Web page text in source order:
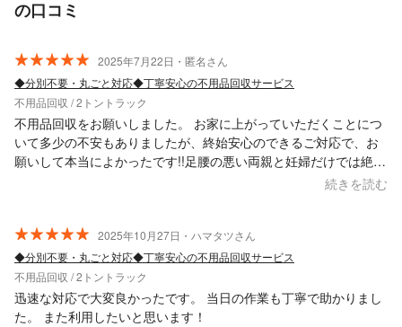
の口コミ
2025年7月22日・匿名さん
◆分別不要・丸ごと対応◆丁寧安心の不用品回収サービス
不用品回収 / 2トントラック
不用品回収をお願いしました。 お家に上がっていただくことにつ
いて多少の不安もありましたが、終始安心のできるご対応で、お
願いして本当によかったです!!足腰の悪い両親と妊婦だけでは絶対
動かすこともできず困っていた家具をすべて4tトラックで処理し
が一番印象的でした。 家具運びについても傷がつかないようにな
ど配慮をしてくださいました。スタッフの方々2人とも礼儀正し
く、笑顔で応えてくださり、安心してお任せすることができまし
た。 料金も事前にご相談に乗っていただき、予算内で対応いただ
きました。その後の追加料金も一切なく信頼できる業者さんだと
続きを読む
2025年10月27日・ハマタツさん
◆分別不要・丸ごと対応◆丁寧安心の不用品回収サービス
不用品回収 / 2トントラック
迅速な対応で大変良かったです。 当日の作業も丁寧で助かりまし
た。 また利用したいと思います！